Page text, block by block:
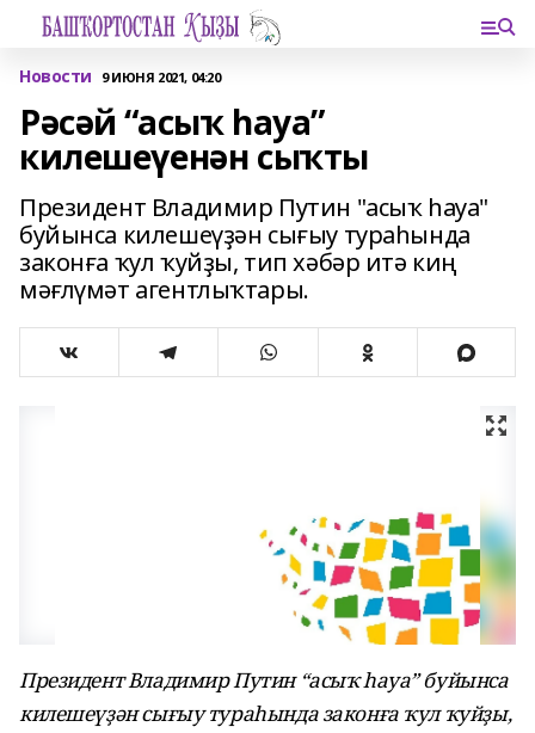
Новости 9 ИЮНЯ 2021, 04:20
Рәсәй “асыҡ һауа”
килешеүенән сыҡты
Президент Владимир Путин "асыҡ һауа"
буйынса килешеүҙән сығыу тураһында
законға ҡул ҡуйҙы, тип хәбәр итә киң
мәғлүмәт агентлыҡтары.
Президент Владимир Путин “асыҡ һауа” буйынса
килешеүҙән сығыу тураһында законға ҡул ҡуйҙы,